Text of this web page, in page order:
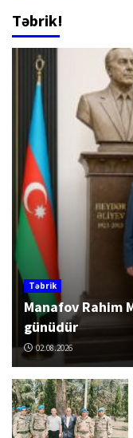
Təbrik!
Təbrik
Manafov Rahim
günüdür
02.08.2026